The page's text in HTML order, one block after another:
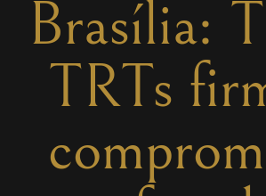
Brasília:
TRTs